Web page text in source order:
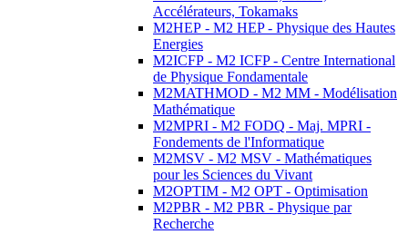
Accélérateurs, Tokamaks
M2HEP - M2 HEP - Physique des Hautes
Energies
M2ICFP - M2 ICFP - Centre International
de Physique Fondamentale
M2MATHMOD - M2 MM - Modélisation
Mathématique
M2MPRI - M2 FODQ - Maj. MPRI -
Fondements de l'Informatique
M2MSV - M2 MSV - Mathématiques
pour les Sciences du Vivant
M2OPTIM - M2 OPT - Optimisation
M2PBR - M2 PBR - Physique par
Recherche